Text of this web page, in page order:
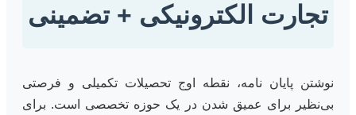
تجارت الکترونیکی + تضمینی
نوشتن پایان نامه، نقطه اوج تحصیلات تکمیلی و فرصتی
بی‌نظیر برای عمیق شدن در یک حوزه تخصصی است. برای